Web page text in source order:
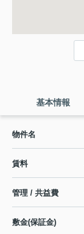
基本情報
物件名
賃料
管理 / 共益費
敷金(保証金)